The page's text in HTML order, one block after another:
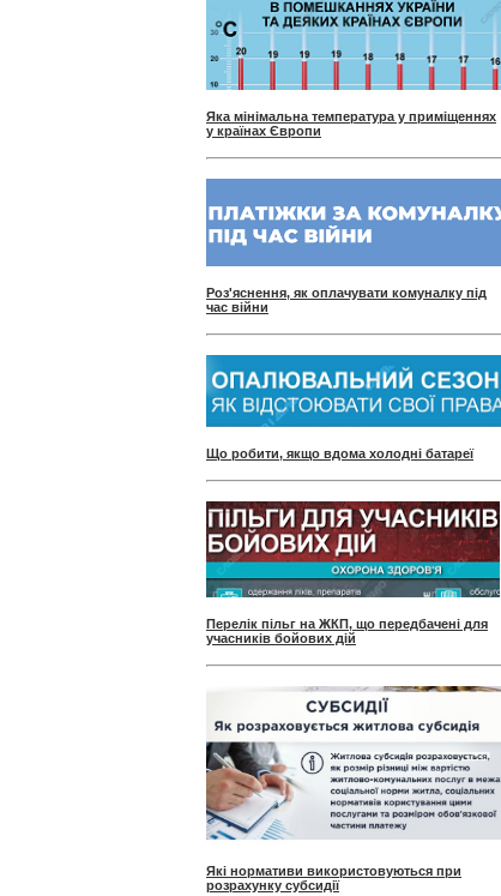
Яка мінімальна температура у приміщеннях
у країнах Європи
Роз'яснення, як оплачувати комуналку під
час війни
Що робити, якщо вдома холодні батареї
Перелік пільг на ЖКП, що передбачені для
учасників бойових дій
Які нормативи використовуються при
розрахунку субсидії